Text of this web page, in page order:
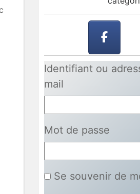
Identifiant ou
mail
Mot de passe
Se souvenir de